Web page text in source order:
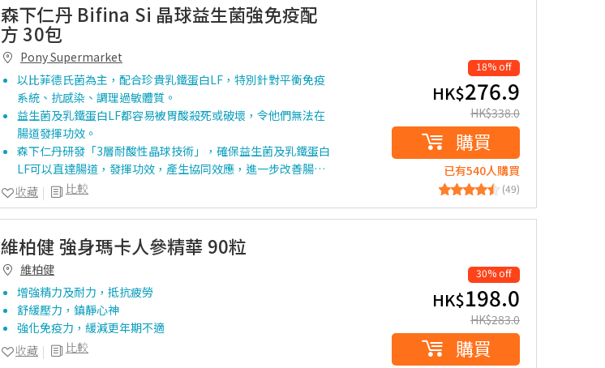
森下仁丹 Bifina Si 晶球益生菌強免疫配
方 30包
Pony Supermarket
以比菲德氏菌為主，配合珍貴乳鐵蛋白LF，特別針對平衡免疫
系統、抗感染、調理過敏體質。
益生菌及乳鐵蛋白LF都容易被胃酸殺死或破壞，令他們無法在
腸道發揮功效。
森下仁丹研發「3層耐酸性晶球技術」，確保益生菌及乳鐵蛋白
LF可以直達腸道，發揮功效，產生協同效應，進一步改善腸…
比較
收藏
18% off
HK$276.9
HK$338.0
購買
已有540人購買
(49)
維柏健 強身瑪卡人參精華 90粒
維柏健
增強精力及耐力，抵抗疲勞
舒緩壓力，鎮靜心神
強化免疫力，緩減更年期不適
比較
收藏
30% off
HK$198.0
HK$283.0
購買